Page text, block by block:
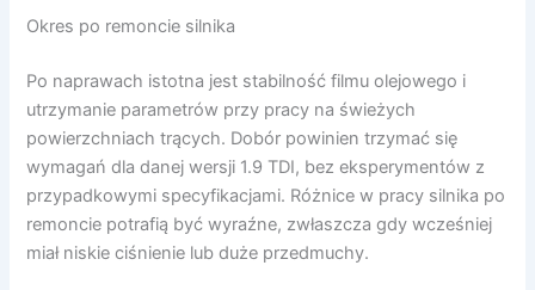
Okres po remoncie silnika
Po naprawach istotna jest stabilność filmu olejowego i
utrzymanie parametrów przy pracy na świeżych
powierzchniach trących. Dobór powinien trzymać się
wymagań dla danej wersji 1.9 TDI, bez eksperymentów z
przypadkowymi specyfikacjami. Różnice w pracy silnika po
remoncie potrafią być wyraźne, zwłaszcza gdy wcześniej
miał niskie ciśnienie lub duże przedmuchy.